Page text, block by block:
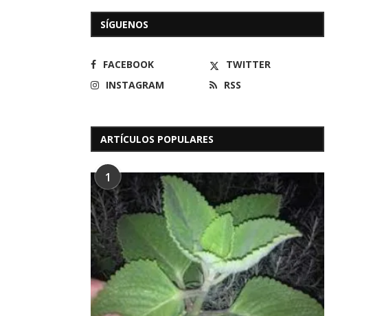
SÍGUENOS
FACEBOOK
TWITTER
INSTAGRAM
RSS
ARTÍCULOS POPULARES
1